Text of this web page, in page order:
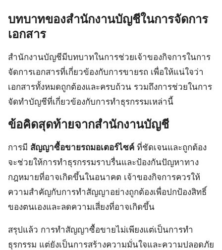
บทบาทของสำนักงานบัญชีในการจัดการ
เอกสาร
สำนักงานบัญชีมีบทบาทในการช่วยเจ้าของกิจการในการ
จัดการเอกสารที่เกี่ยวข้องกับการขายรถ เพื่อให้แน่ใจว่า
เอกสารทั้งหมดถูกต้องและครบถ้วน รวมถึงการช่วยในการ
จัดทำบัญชีที่เกี่ยวข้องกับการทำธุรกรรมเหล่านี้
ข้อคิดสุดท้ายจากสำนักงานบัญชี
การมี สัญญาซื้อขายรถมอเตอร์ไซค์ ที่ชัดเจนและถูกต้อง
จะช่วยให้การทำธุรกรรมราบรื่นและป้องกันปัญหาทาง
กฎหมายที่อาจเกิดขึ้นในอนาคต เจ้าของกิจการควรให้
ความสำคัญกับการทำสัญญาอย่างถูกต้องเพื่อปกป้องสิทธิ์
ของตนเองและลดความเสี่ยงที่อาจเกิดขึ้น
สรุปแล้ว การทำสัญญาซื้อขายไม่เพียงแต่เป็นการทำ
ธุรกรรม แต่ยังเป็นการสร้างความมั่นใจและความปลอดภัย